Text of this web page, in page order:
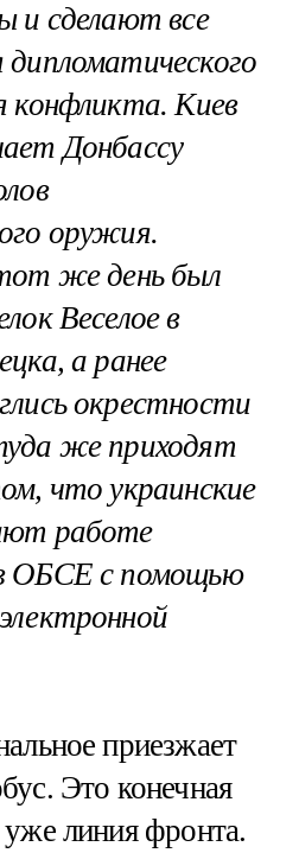
и сделают все
конфликта. Киев
Донбассу
оружия.
же день был
Веселое в
а ранее
окрестности
же приходят
что украинские
работе
ОБСЕ с помощью
приезжает
Это конечная
линия фронта.